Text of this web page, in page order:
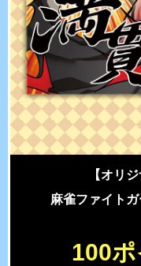
【オリ
麻雀ファイトガ
100